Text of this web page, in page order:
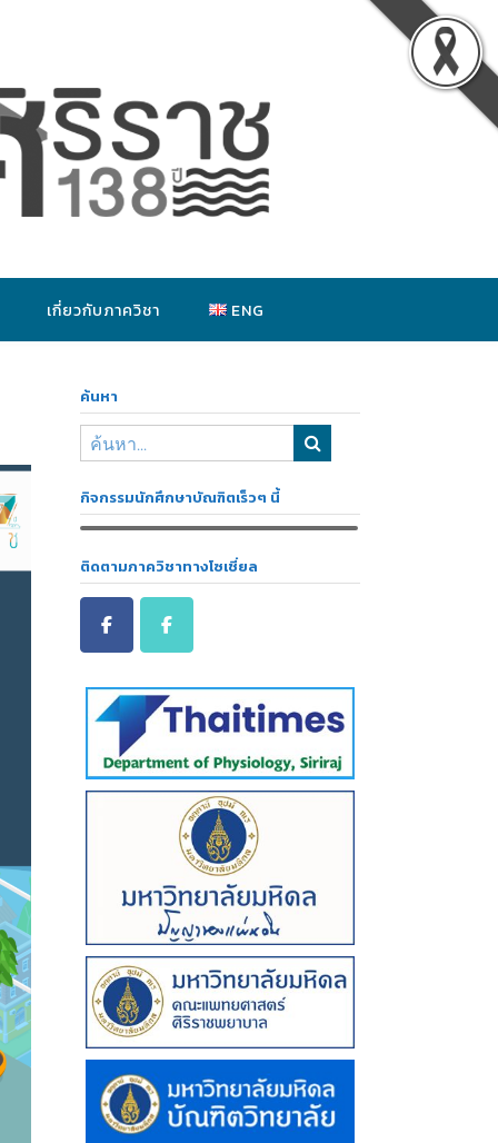
เกี่ยวกับภาควิชา ENG
ค้นหา
กิจกรรมนักศึกษาบัณฑิตเร็วๆ นี้
ติดตามภาควิชาทางโซเชี่ยล